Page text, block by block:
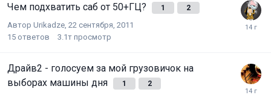
Чем подхватить саб от 50+ГЦ? 1 2
Автор Urikadze 22 сентября, 2011
15 ответов 3.1т просмотр
Драйв2 - голосуем за мой грузовичок на
выборах машины дня
1 2